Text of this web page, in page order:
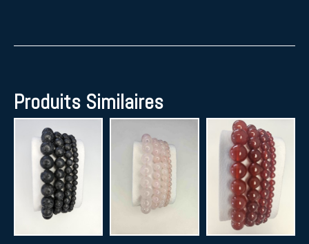
Produits Similaires